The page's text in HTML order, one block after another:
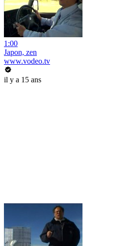
1:00
Japon, zen
www.vodeo.tv
il y a 15 ans